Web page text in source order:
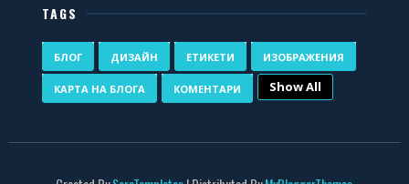
TAGS
БЛОГ ДИЗАЙН ЕТИКЕТИ ИЗОБРАЖЕНИЯ
КАРТА НА БЛОГА КОМЕНТАРИ Show All